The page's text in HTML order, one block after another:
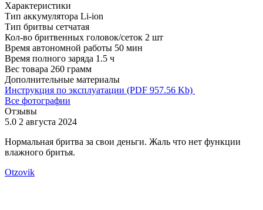
Характеристики
Тип аккумулятора Li-ion
Тип бритвы сетчатая
Кол-во бритвенных головок/сеток 2 шт
Время автономной работы 50 мин
Время полного заряда 1.5 ч
Вес товара 260 грамм
Дополнительные материалы
Инструкция по эксплуатации (PDF 957.56 Kb)
Все фотографии
Отзывы
5.0 2 августа 2024
Нормальная бритва за свои деньги. Жаль что нет функции
влажного бритья.
Otzovik